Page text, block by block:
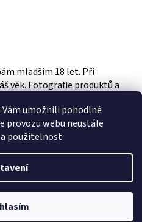
umožnili pohodlné
provozu webu neustále
a použitelnost
mladším 18 let. Při
věk. Fotografie produktů a
Style. Všechna práva
nastavení cookies